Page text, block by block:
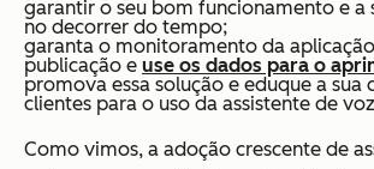
garantir o seu bom funcionamento e a
no decorrer do tempo;
garanta o monitoramento da
publicação e use os dados para o
promova essa solução e eduque a sua
clientes para o uso da assistente de
Como vimos, a adoção crescente de